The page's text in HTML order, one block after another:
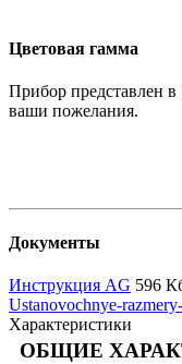
Цветовая гамма
Прибор представлен в
ваши пожелания.
Документы
Инструкция AG 596
Ustanovochnye-
Характеристики
ОБЩИЕ